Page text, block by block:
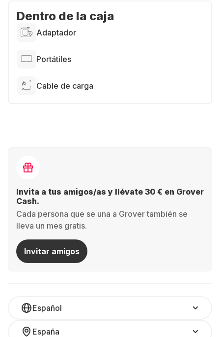
Dentro de la caja
Adaptador
Portátiles
Cable de carga
Invita a tus amigos/as y llévate 30 € en Grover
Cash.
Cada persona que se una a Grover también se
lleva un mes gratis.
Invitar amigos
Español
España